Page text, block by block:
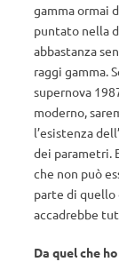
gamma ormai
puntato nella
abbastanza
raggi gamma.
supernova
moderno,
l’esistenza
dei parametri.
che non può
parte di quello
accadrebbe
Da quel che